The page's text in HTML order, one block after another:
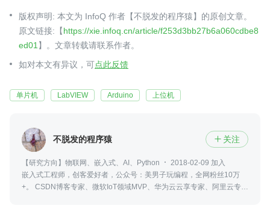
版权声明: 本文为 InfoQ 作者【不脱发的程序猿】的原创文章。
原文链接:【https://xie.infoq.cn/article/f253d3bb27b6a060cdbe8
ed01 】。文章转载请联系作者。
如对本文有异议，可点此反馈
单片机 LabVIEW Arduino 上位机
不脱发的程序猿  关注
【研究方向】物联网、嵌入式、AI、Python
2018-02-09 加入
嵌入式工程师，创客爱好者，公众号：美男子玩编程，全网粉丝10万
+。 CSDN博客专家、微软IoT领域MVP、华为云云享专家、阿里云专家